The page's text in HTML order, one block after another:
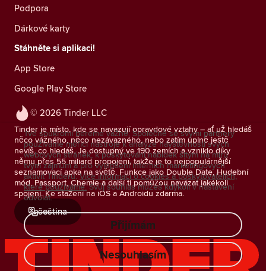
© 2026 Tinder LLC
Tinder je místo, kde se navazují opravdové vztahy – ať už hledáš
něco vážného, něco nezávazného, nebo zatím úplně ještě
nevíš, co hledáš. Je dostupný ve 190 zemích a vzniklo díky
němu přes 55 miliard propojení, takže je to nejpopulárnější
seznamovací apka na světě. Funkce jako Double Date, Hudební
mód, Passport, Chemie a další ti pomůžou navázat jakékoli
spojení. Ke stažení na iOS a Androidu zdarma.
čeština
Podpora
Dárkové karty
Stáhněte si aplikaci!
App Store
Google Play Store
Tvé soukromí bereme vážně. Společně se svými partnery
používáme měřicí nástroje k analýze návštěvnosti svých
webových stránek, k poskytování nabídek šitým na míru
tvým zájmům a pro vylepšení interních marketingových
aktivit Tinderu. Více informací o cookies a poskytovatelích,
které používáme. Svůj souhlas můžeš kdykoli v nastavení
odvolat.
Přijímám
Nesouhlasím